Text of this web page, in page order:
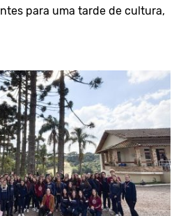
para uma tarde de cultura,